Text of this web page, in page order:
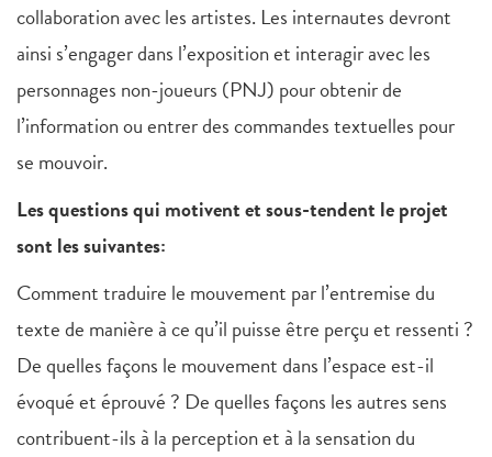
collaboration avec les artistes. Les internautes devront
ainsi s’engager dans l’exposition et interagir avec les
personnages non-joueurs (PNJ) pour obtenir de
l’information ou entrer des commandes textuelles pour
se mouvoir.
Les questions qui motivent et sous-tendent le projet
sont les suivantes:
Comment traduire le mouvement par l’entremise du
texte de manière à ce qu’il puisse être perçu et ressenti ?
De quelles façons le mouvement dans l’espace est-il
évoqué et éprouvé ? De quelles façons les autres sens
contribuent-ils à la perception et à la sensation du